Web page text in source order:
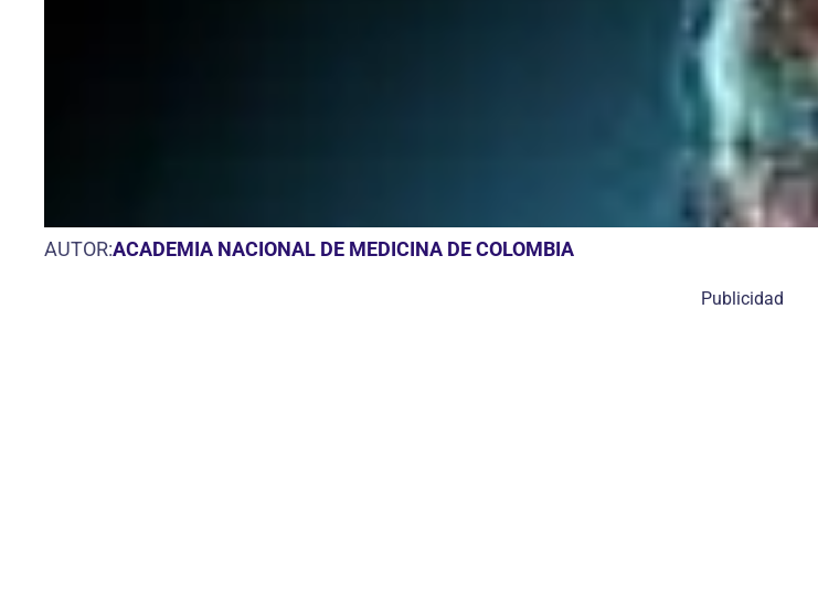
AUTOR:ACADEMIA NACIONAL DE MEDICINA DE COLOMBIA
Publicidad